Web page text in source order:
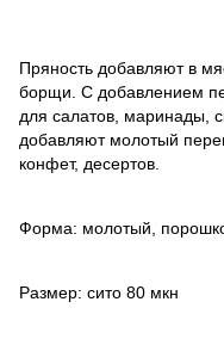
Пряность добавляют в
борщи. С добавлением
для салатов, маринады,
добавляют молотый
конфет, десертов.
Форма: молотый,
Размер: сито 80 мкн